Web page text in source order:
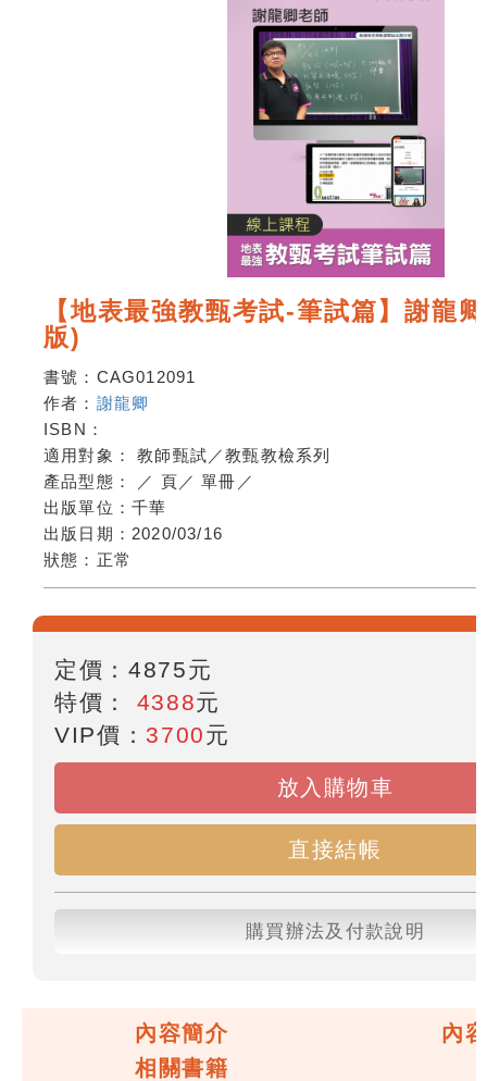
【地表最強教甄考試-筆試篇】謝龍
版)
書號： CAG012091
作者： 謝龍卿
ISBN：
適用對象：教師甄試／教甄教檢系列
產品型態：
／ 頁 ／單冊 ／
出版單位： 千華
出版日期： 2020/03/16
狀態： 正常
定價：4875元
特價： 4388元
VIP價： 3700元
放入購物車
直接結帳
購買辦法及付款說明
內容簡介
內
相關書籍